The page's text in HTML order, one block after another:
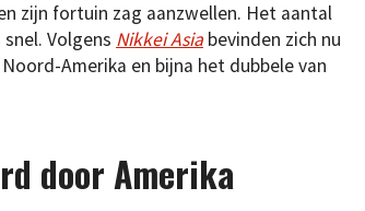
zijn fortuin zag aanzwellen. Het aantal
Volgens Nikkei Asia bevinden zich nu
Amerika en bijna het dubbele van
door Amerika